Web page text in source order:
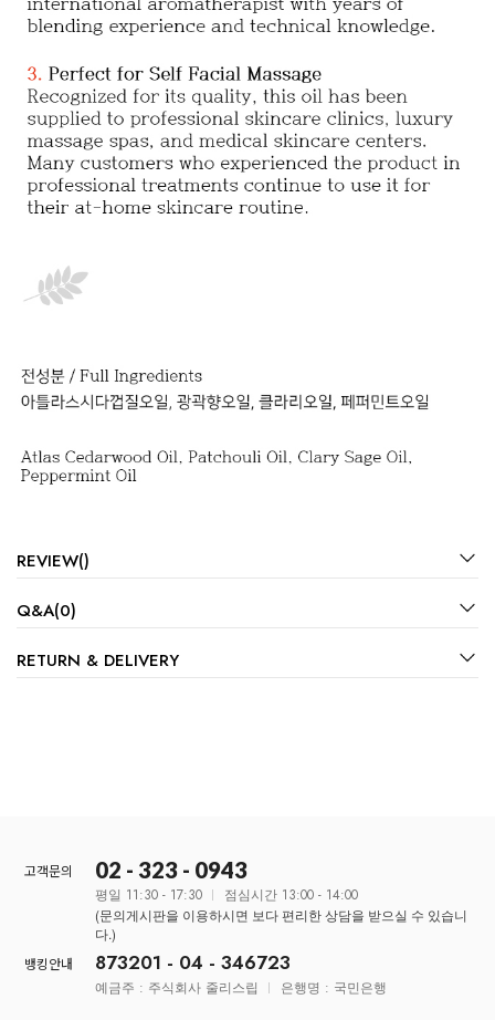
REVIEW()
Q&A(0)
RETURN & DELIVERY
고객문의 02 - 323 - 0943
평일 11:30 - 17:30 점심시간 13:00 - 14:00
(문의게시판을 이용하시면 보다 편리한 상담을 받으실 수 있습니
다.)
뱅킹안내
873201 - 04 - 346723
예금주 : 주식회사 줄리스립 은행명 : 국민은행